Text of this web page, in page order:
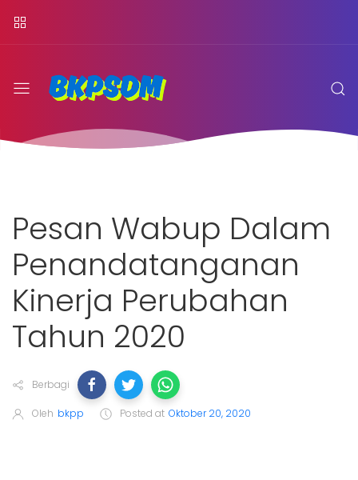
Pesan Wabup Dalam
Penandatanganan
Kinerja Perubahan
Tahun 2020
Berbagi
Oleh bkpp Posted at Oktober 20, 2020